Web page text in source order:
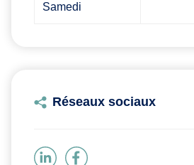
Samedi
Réseaux sociaux